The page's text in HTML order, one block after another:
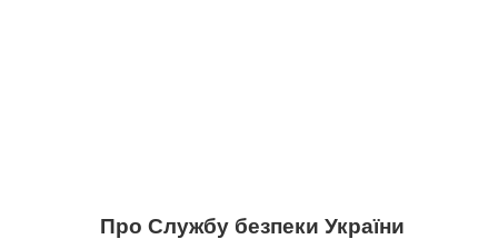
Про Службу безпеки України